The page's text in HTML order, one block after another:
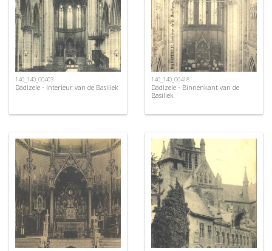
140_140_00403
Dadizele - Interieur van de Basiliek
140_140_00418
Dadizele - Binnenkant van de
Basiliek